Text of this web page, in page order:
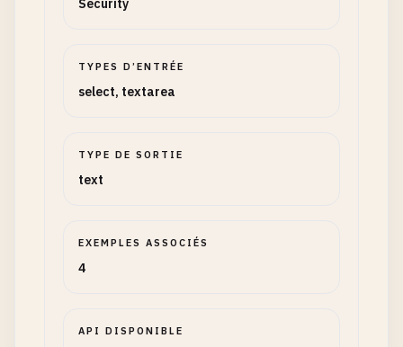
Security
TYPES D’ENTRÉE
select, textarea
TYPE DE SORTIE
text
EXEMPLES ASSOCIÉS
4
API DISPONIBLE